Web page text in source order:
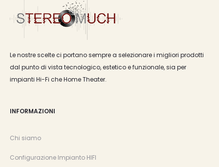
Le nostre scelte ci portano sempre a selezionare i migliori prodotti
dal punto di vista tecnologico, estetico e funzionale, sia per
impianti Hi-Fi che Home Theater.
INFORMAZIONI
Chi siamo
Configurazione Impianto HIFI